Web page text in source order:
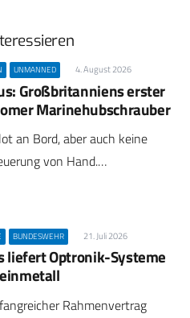
UNMANNED 4. August 2026
Großbritanniens erster
Marinehubschrauber
an Bord, aber auch keine
von Hand.…
BUNDESWEHR 21. Juli 2026
liefert Optronik-Systeme
Rahmenvertrag